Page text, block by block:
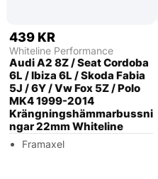
439 KR
Whiteline Performance
Audi A2 8Z / Seat Cordoba
6L / Ibiza 6L / Skoda Fabia
5J / 6Y / Vw Fox 5Z / Polo
MK4 1999-2014
Krängningshämmarbussni
ngar 22mm Whiteline
Framaxel